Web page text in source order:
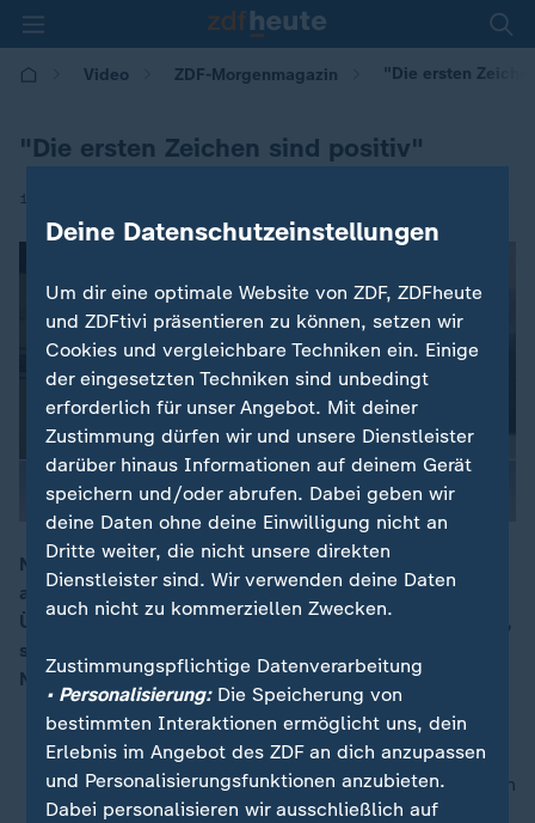
Video ZDF-Morgenmagazin "Die ersten
"Die ersten Zeichen sind positiv"
10.12.2024 | 05:30
00:16
Nach dem Sturz des syrischen Machthabers Baschar
al-Assad ebnet die Rebellenallianz den Weg für eine
Übergangsregierung. "Die ersten Zeichen sind positiv",
so der Sicherheits- und Terrorismusexperte Peter
Neumann.
nach oben
Deine Datenschutzeinstellungen
Um dir eine optimale Website von ZDF, ZDFheute
und ZDFtivi präsentieren zu können, setzen wir
Cookies und vergleichbare Techniken ein. Einige
der eingesetzten Techniken sind unbedingt
erforderlich für unser Angebot. Mit deiner
Zustimmung dürfen wir und unsere Dienstleister
darüber hinaus Informationen auf deinem Gerät
speichern und/oder abrufen. Dabei geben wir
deine Daten ohne deine Einwilligung nicht an
Dritte weiter, die nicht unsere direkten
Dienstleister sind. Wir verwenden deine Daten
auch nicht zu kommerziellen Zwecken.
Zustimmungspflichtige Datenverarbeitung
• Personalisierung:Die Speicherung von
bestimmten Interaktionen ermöglicht uns, dein
Erlebnis im Angebot des ZDF an dich anzupassen
und Personalisierungsfunktionen anzubieten.
Dabei personalisieren wir ausschließlich auf